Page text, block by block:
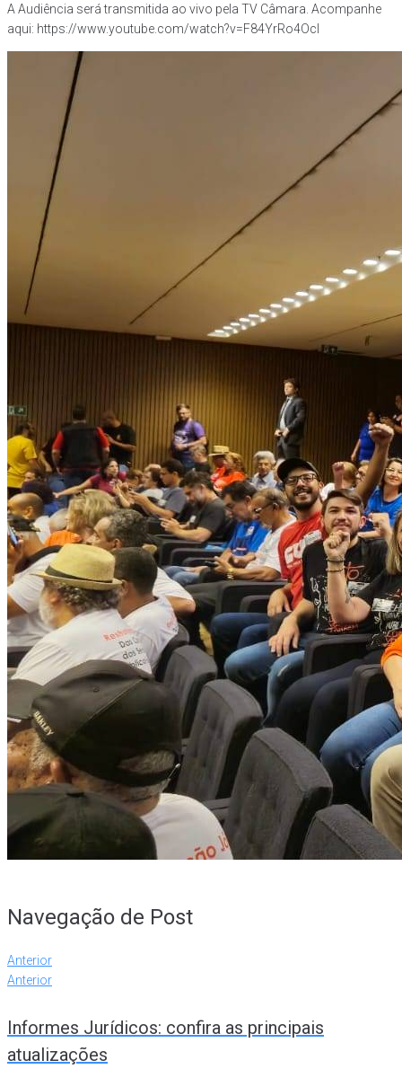
A Audiência será transmitida ao vivo pela TV Câmara. Acompanhe
aqui: https://www.youtube.com/watch?v=F84YrRo4OcI
Navegação de Post
Anterior
Anterior
Informes Jurídicos: confira as principais
atualizações